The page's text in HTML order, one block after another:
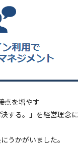
点を増やす
する。」を経営理念
うかがいました。